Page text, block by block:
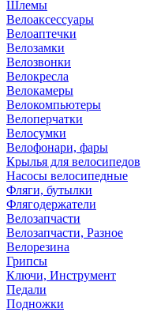
Шлемы
Велоаксессуары
Велоаптечки
Велозамки
Велозвонки
Велокресла
Велокамеры
Велокомпьютеры
Велоперчатки
Велосумки
Велофонари, фары
Крылья для велосипедов
Насосы велосипедные
Фляги, бутылки
Флягодержатели
Велозапчасти
Велозапчасти, Разное
Велорезина
Грипсы
Ключи, Инструмент
Педали
Подножки